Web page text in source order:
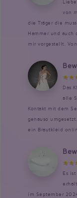
von
die Träger die
Hammer und auch
mir vorgestellt.
Das
alle
Kontakt mit dem
genauso
ein Brautkleid
Es
im September